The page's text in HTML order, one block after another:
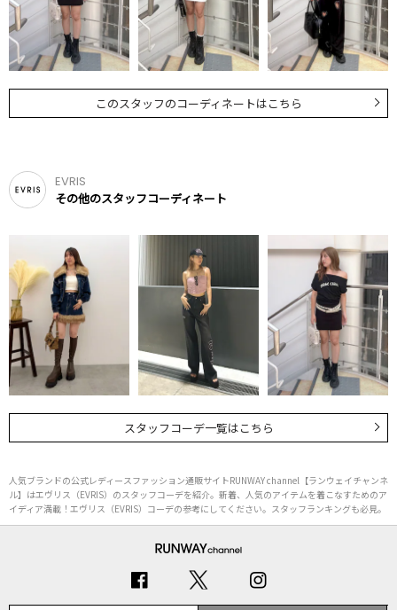
このスタッフのコーディネートはこちら
EVRIS
その他のスタッフコーディネート
スタッフコーデ一覧はこちら
人気ブランドの公式レディースファッション通販サイトRUNWAY channel【ランウェイチャンネ
ル】はエヴリス（EVRIS）のスタッフコーデを紹介。新着、人気のアイテムを着こなすためのア
イディア満載！エヴリス（EVRIS）コーデの参考にしてください。スタッフランキングも必見。